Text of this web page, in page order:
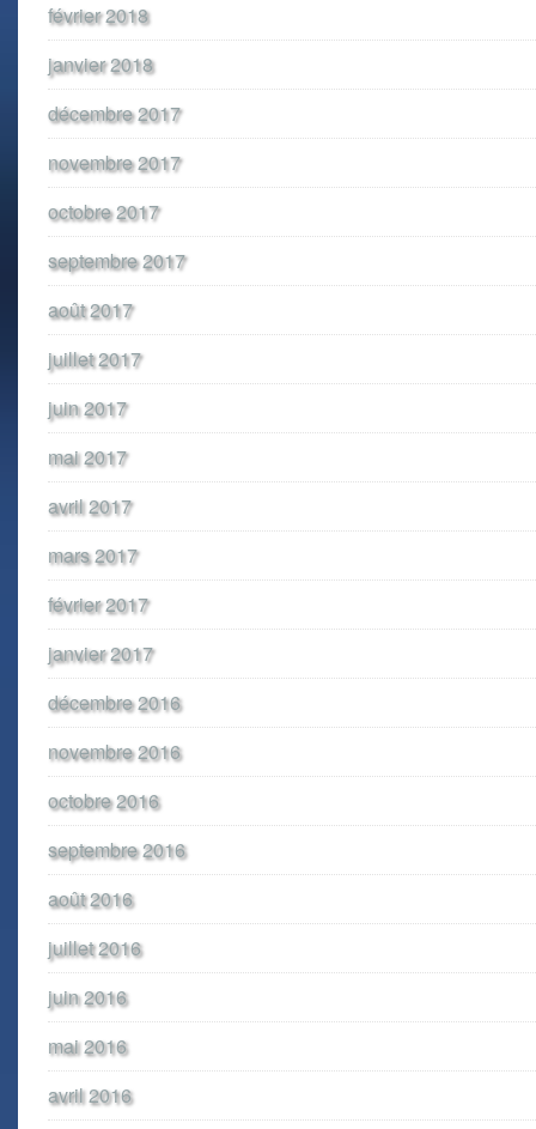
février 2018
janvier 2018
décembre 2017
novembre 2017
octobre 2017
septembre 2017
août 2017
juillet 2017
juin 2017
mai 2017
avril 2017
mars 2017
février 2017
janvier 2017
décembre 2016
novembre 2016
octobre 2016
septembre 2016
août 2016
juillet 2016
juin 2016
mai 2016
avril 2016